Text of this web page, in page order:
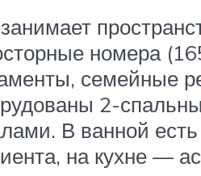
номера
семейные
2-
В ванной
на кухне —